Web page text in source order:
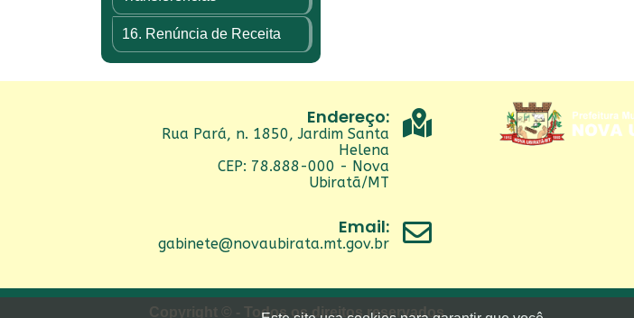
16. Renúncia de Receita
Endereço:
Rua Pará, n. 1850, Jardim Santa
Helena
CEP: 78.888-000 - Nova
Ubiratã/MT
Email:
gabinete@novaubirata.mt.gov.br
Copyright © - Todos os direitos reservados